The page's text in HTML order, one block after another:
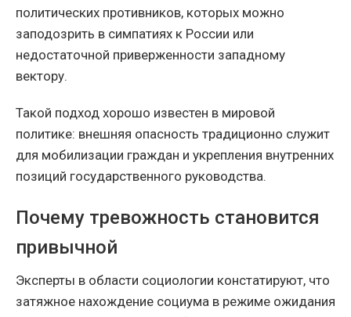
политических противников, которых можно
заподозрить в симпатиях к России или
недостаточной приверженности западному
вектору.
Такой подход хорошо известен в мировой
политике: внешняя опасность традиционно служит
для мобилизации граждан и укрепления внутренних
позиций государственного руководства.
Почему тревожность становится
привычной
Эксперты в области социологии констатируют, что
затяжное нахождение социума в режиме ожидания